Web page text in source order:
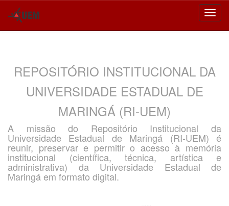
REPOSITÓRIO INSTITUCIONAL DA
UNIVERSIDADE ESTADUAL DE
MARINGÁ (RI-UEM)
A missão do Repositório Institucional da
Universidade Estadual de Maringá (RI-UEM) é
reunir, preservar e permitir o acesso à memória
institucional (científica, técnica, artística e
administrativa) da Universidade Estadual de
Maringá em formato digital.